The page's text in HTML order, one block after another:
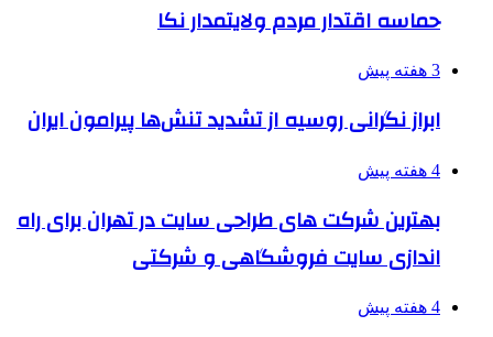
حماسه اقتدار مردم ولایتمدار نکا
3 هفته پیش
ابراز نگرانی روسیه از تشدید تنش‌ها پیرامون ایران
4 هفته پیش
بهترین شرکت های طراحی سایت در تهران برای راه
اندازی سایت فروشگاهی و شرکتی
4 هفته پیش